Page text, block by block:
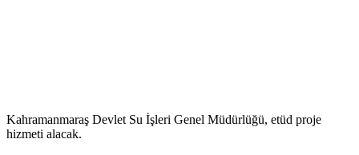
Kahramanmaraş Devlet Su İşleri Genel Müdürlüğü, etüd proje
hizmeti alacak.